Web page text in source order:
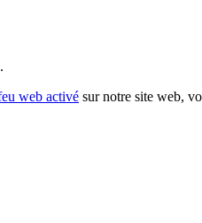
web activé sur notre site web,